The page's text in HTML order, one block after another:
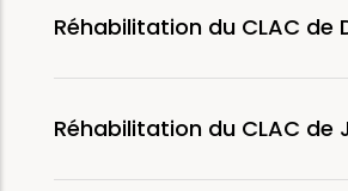
Réhabilitation du CLAC de
Réhabilitation du CLAC de